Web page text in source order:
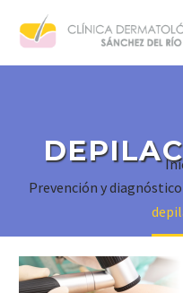
Prevención y